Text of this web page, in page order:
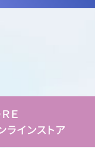
Ｅ
インストア